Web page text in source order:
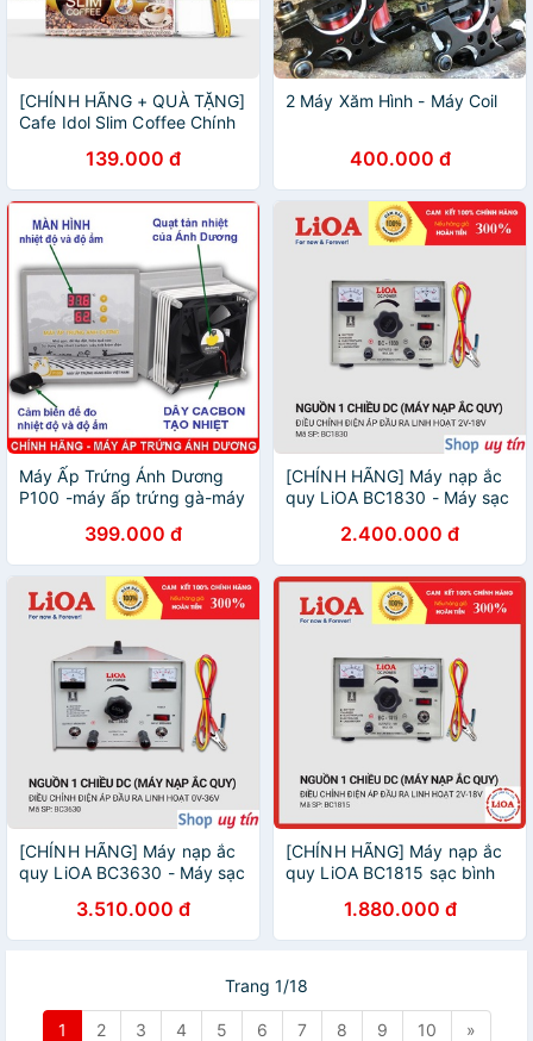
[CHÍNH HÃNG + QUÀ TẶNG]
Cafe Idol Slim Coffee Chính
Cân Hiệu Quả, Thách Thức
Mọi Cơ Địa.
139.000 đ
2 Máy Xăm Hình - Máy Coil
400.000 đ
Máy Ấp Trứng Ánh Dương
P100 -máy ấp trứng gà-máy
399.000 đ
[CHÍNH HÃNG] Máy nạp ắc
quy LiOA BC1830 - Máy sạc
30A cho oto, xe máy, máy
xúc, máy cẩu
2.400.000 đ
[CHÍNH HÃNG] Máy nạp ắc
quy LiOA BC3630 - Máy sạc
dòng 30A cho oto, xe máy,
máy xúc, máy cẩu
3.510.000 đ
[CHÍNH HÃNG] Máy nạp ắc
quy LiOA BC1815 sạc bình
máy, máy xúc, máy cẩu
1.880.000 đ
Trang 1/18
1 2 3 4 5 6 7 8 9 10 »